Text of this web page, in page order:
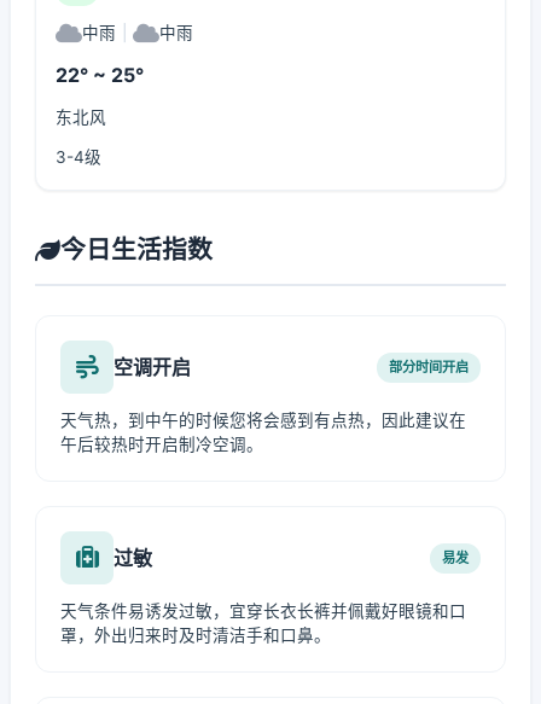
中雨 中雨
22° ~ 25°
东北风
3-4级
今日生活指数
空调开启 部分时间开启
天气热，到中午的时候您将会感到有点热，因此建议在
午后较热时开启制冷空调。
过敏 易发
天气条件易诱发过敏，宜穿长衣长裤并佩戴好眼镜和口
罩，外出归来时及时清洁手和口鼻。